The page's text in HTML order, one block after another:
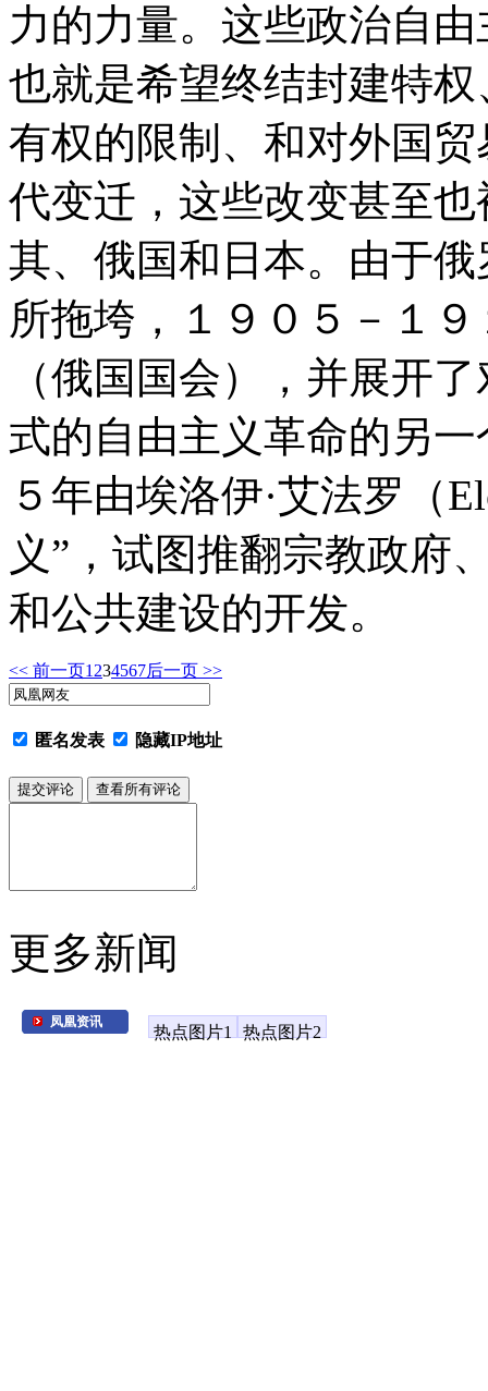
力的力量。这些政治自
也就是希望终结封建特
有权的限制、和对外国
代变迁，这些改变甚至
其、俄国和日本。由于
所拖垮，１９０５－１
（俄国国会），并展开
式的自由主义革命的另
５年由埃洛伊·艾法罗（
义”，试图推翻宗教政府
和公共建设的开发。
<< 前一页1 234567后一页 >>
匿名发表 隐藏IP地址
更多新闻
凤凰资讯
热点图片1 热点图片2